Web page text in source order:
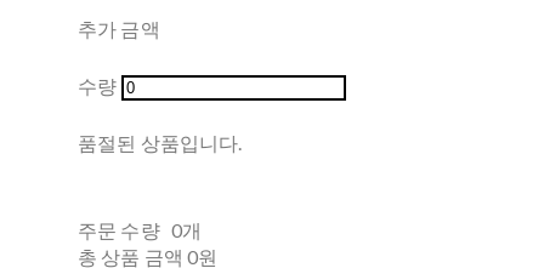
추가 금액
수량
품절된 상품입니다.
주문 수량 0개
총 상품 금액 0원